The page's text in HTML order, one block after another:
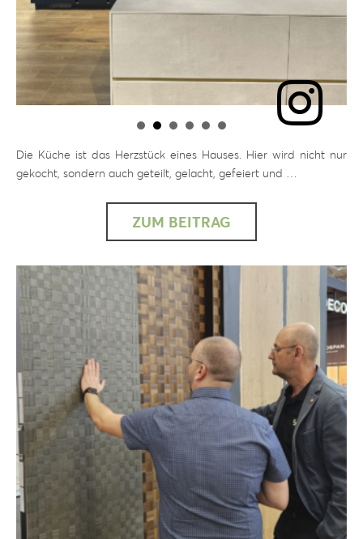
Die Küche ist das Herzstück eines Hauses. Hier wird nicht nur
gekocht, sondern auch geteilt, gelacht, gefeiert und …
ZUM BEITRAG